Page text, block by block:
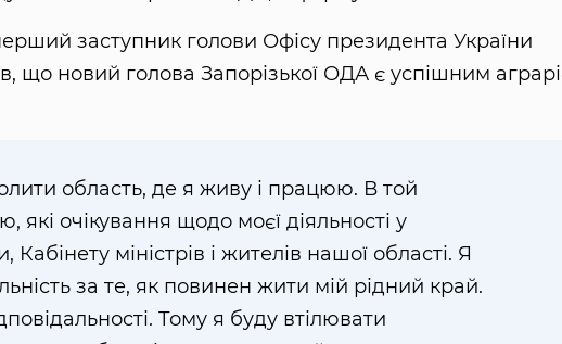
заступник голови Офісу президента України
що новий голова Запорізької ОДА є успішним
область, де я живу і працюю. В той
які очікування щодо моєї діяльності у
міністрів і жителів нашої області. Я
за те, як повинен жити мій рідний край.
Тому я буду втілювати